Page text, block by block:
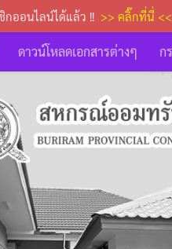
ดาวน์โหลดเอกสารต่างๆ ก
กออนไลน์ได้แล้ว !! >> คลิ๊กที่นี่ <<